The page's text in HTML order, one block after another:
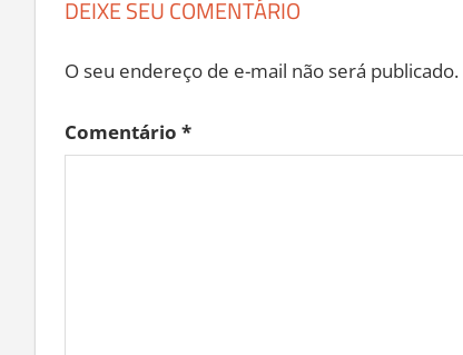
DEIXE SEU COMENTÁRIO
O seu endereço de e-mail não será publicado.
Comentário